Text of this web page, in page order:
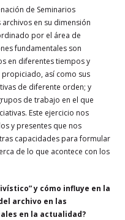
de Seminarios
en su dimensión
por el área de
fundamentales son
en diferentes tiempos y
propiciado, así como sus
de diferente orden; y
de trabajo en el que
Este ejercicio nos
y presentes que nos
capacidades para formular
de lo que acontece con los
y cómo influye en la
archivo en las
en la actualidad?